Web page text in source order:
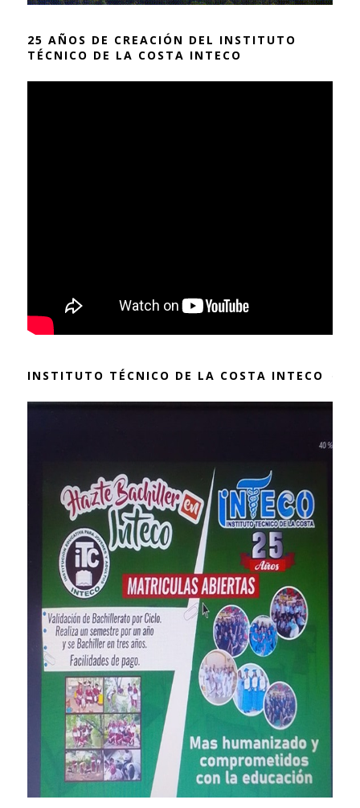
25 AÑOS DE CREACIÓN DEL INSTITUTO
TÉCNICO DE LA COSTA INTECO
INSTITUTO TÉCNICO DE LA COSTA INTECO